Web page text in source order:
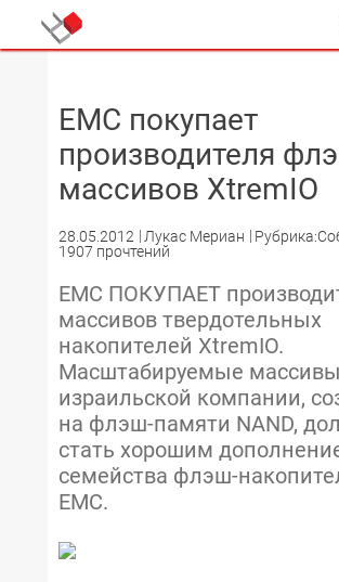
EMC покупает
производителя
массивов XtremIO
28.05.2012 Лукас Мериан
1907 прочтений
EMC ПОКУПАЕТ
массивов твердотельных
накопителей XtremIO.
Масштабируемые
израильской компании,
на флэш-памяти NAND,
стать хорошим
семейства флэш-
EMC.